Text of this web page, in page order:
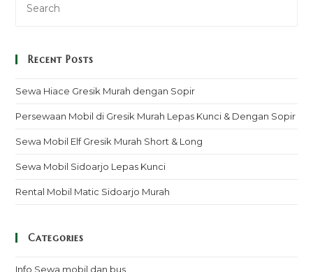
Recent Posts
Sewa Hiace Gresik Murah dengan Sopir
Persewaan Mobil di Gresik Murah Lepas Kunci & Dengan Sopir
Sewa Mobil Elf Gresik Murah Short & Long
Sewa Mobil Sidoarjo Lepas Kunci
Rental Mobil Matic Sidoarjo Murah
Categories
Info Sewa mobil dan bus